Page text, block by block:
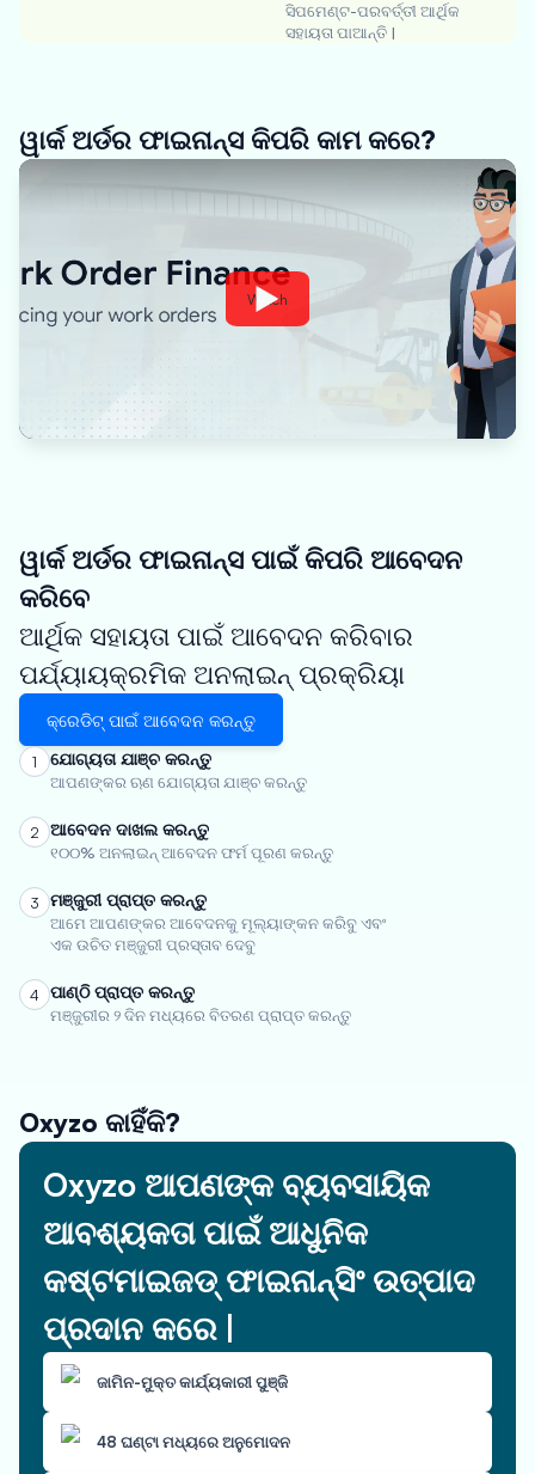
ସିପମେଣ୍ଟ-ପରବର୍ତ୍ତୀ ଆର୍ଥିକ
ସହାୟତା ପାଆନ୍ତି |
ୱାର୍କ ଅର୍ଡର ଫାଇନାନ୍ସ କିପରି କାମ କରେ?
Watch
ୱାର୍କ ଅର୍ଡର ଫାଇନାନ୍ସ ପାଇଁ କିପରି ଆବେଦନ
କରିବେ
ଆର୍ଥିକ ସହାୟତା ପାଇଁ ଆବେଦନ କରିବାର
ପର୍ଯ୍ୟାୟକ୍ରମିକ ଅନଲାଇନ୍ ପ୍ରକ୍ରିୟା
କ୍ରେଡିଟ୍ ପାଇଁ ଆବେଦନ କରନ୍ତୁ
1 ଯୋଗ୍ୟତା ଯାଞ୍ଚ କରନ୍ତୁ
ଆପଣଙ୍କର ଋଣ ଯୋଗ୍ୟତା ଯାଞ୍ଚ କରନ୍ତୁ
2 ଆବେଦନ ଦାଖଲ କରନ୍ତୁ
୧୦୦% ଅନଲାଇନ୍ ଆବେଦନ ଫର୍ମ ପୂରଣ କରନ୍ତୁ
3 ମଞ୍ଜୁରୀ ପ୍ରାପ୍ତ କରନ୍ତୁ
ଆମେ ଆପଣଙ୍କର ଆବେଦନକୁ ମୂଲ୍ୟାଙ୍କନ କରିବୁ ଏବଂ
ଏକ ଉଚିତ ମଞ୍ଜୁରୀ ପ୍ରସ୍ତାବ ଦେବୁ
4 ପାଣ୍ଠି ପ୍ରାପ୍ତ କରନ୍ତୁ
ମଞ୍ଜୁରୀର ୨ ଦିନ ମଧ୍ୟରେ ବିତରଣ ପ୍ରାପ୍ତ କରନ୍ତୁ
Oxyzo କାହିଁକି?
Oxyzo ଆପଣଙ୍କ ବ୍ୟବସାୟିକ
ଆବଶ୍ୟକତା ପାଇଁ ଆଧୁନିକ
କଷ୍ଟମାଇଜଡ୍ ଫାଇନାନ୍ସିଂ ଉତ୍ପାଦ
ପ୍ରଦାନ କରେ |
ଜାମିନ-ମୁକ୍ତ କାର୍ଯ୍ୟକାରୀ ପୁଞ୍ଜି
48 ଘଣ୍ଟା ମଧ୍ୟରେ ଅନୁମୋଦନ